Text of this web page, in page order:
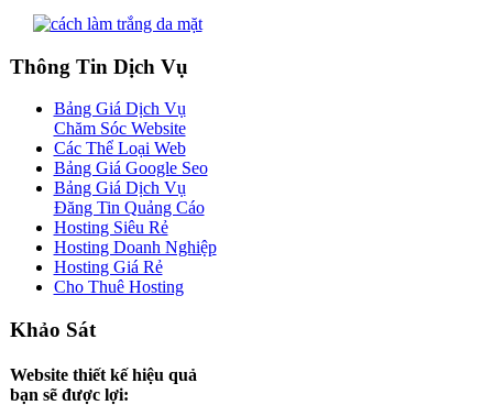
Thông Tin Dịch Vụ
Bảng Giá Dịch Vụ
Chăm Sóc Website
Các Thể Loại Web
Bảng Giá Google Seo
Bảng Giá Dịch Vụ
Đăng Tin Quảng Cáo
Hosting Siêu Rẻ
Hosting Doanh Nghiệp
Hosting Giá Rẻ
Cho Thuê Hosting
Khảo Sát
Website thiết kế hiệu quả
bạn sẽ được lợi: